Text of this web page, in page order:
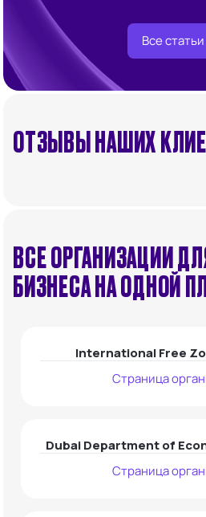
Все статьи
ОТЗЫВЫ НАШИХ
ВСЕ ОРГАНИЗАЦИИ
БИЗНЕСА НА ОДНОЙ
International Free
Страница
Dubai Department of
Страница